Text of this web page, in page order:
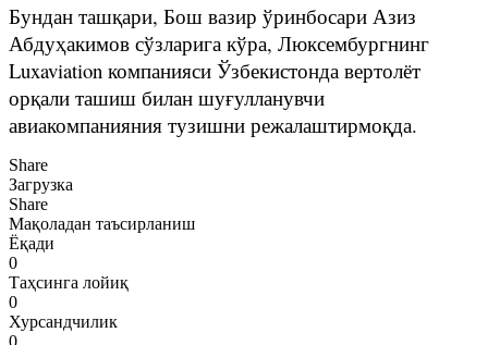
Бундан ташқари, Бош вазир ўринбосари Азиз
Абдуҳакимов сўзларига кўра, Люксембургнинг
Luxaviation компанияси Ўзбекистонда вертолёт
орқали ташиш билан шуғулланувчи
авиакомпанияния тузишни режалаштирмоқда.
Share
Загрузка
Share
Мақоладан таъсирланиш
Ёқади
0
Таҳсинга лойиқ
0
Хурсандчилик
0